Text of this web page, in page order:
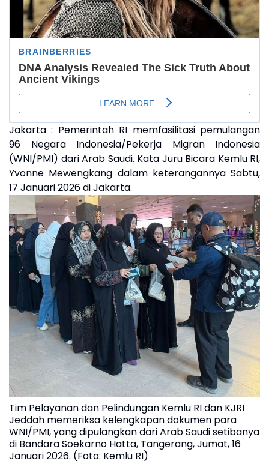
Jakarta : Pemerintah RI memfasilitasi pemulangan
96 Negara Indonesia/Pekerja Migran Indonesia
(WNI/PMI) dari Arab Saudi. Kata Juru Bicara Kemlu RI,
Yvonne Mewengkang dalam keterangannya Sabtu,
17 Januari 2026 di Jakarta.
Tim Pelayanan dan Pelindungan Kemlu RI dan KJRI
Jeddah memeriksa kelengkapan dokumen para
WNI/PMI, yang dipulangkan dari Arab Saudi setibanya
di Bandara Soekarno Hatta, Tangerang, Jumat, 16
Januari 2026. (Foto: Kemlu RI)